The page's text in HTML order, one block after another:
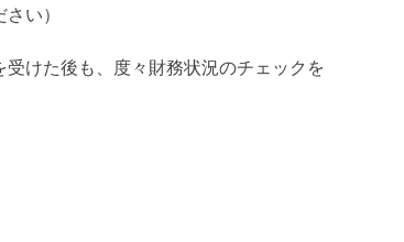
い）
けた後も、度々財務状況のチェックを